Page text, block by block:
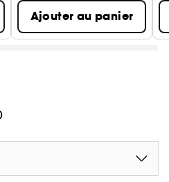
Ajouter au panier